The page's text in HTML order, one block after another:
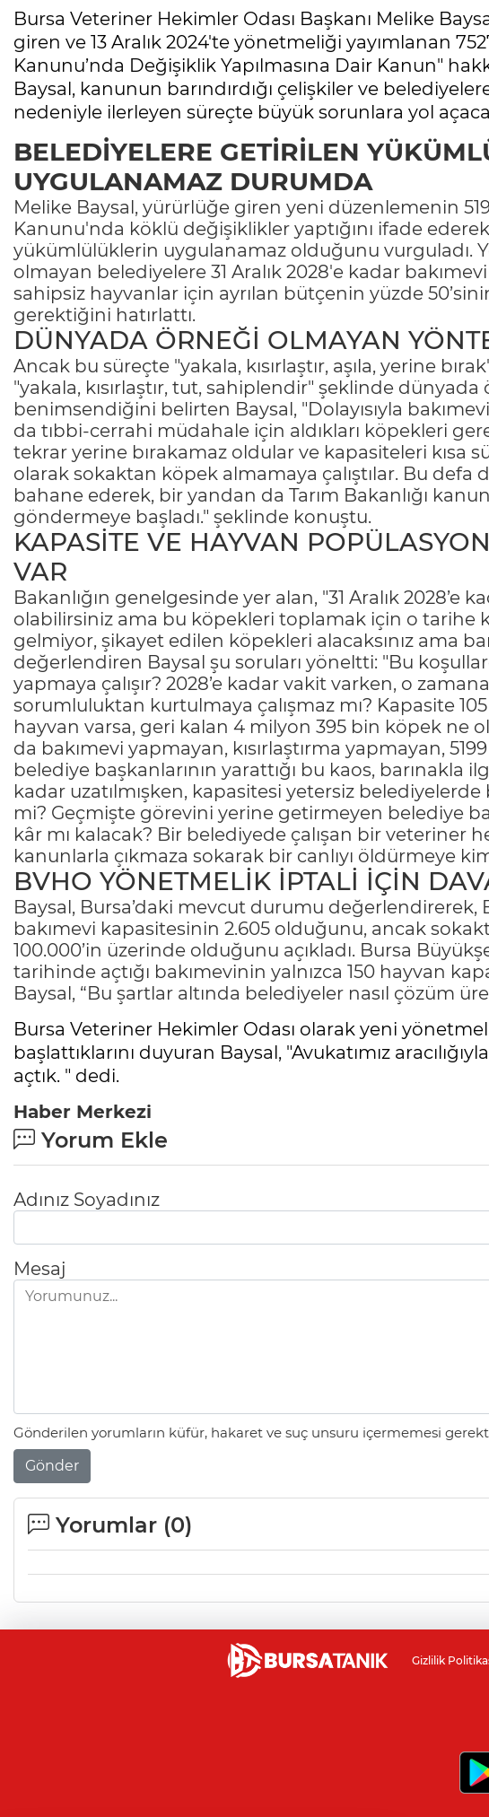
Bursa Veteriner Hekimler Odası Başkanı Melike
giren ve 13 Aralık 2024'te yönetmeliği yayımlanan
Kanunu’nda Değişiklik Yapılmasına Dair Kanun"
Baysal, kanunun barındırdığı çelişkiler ve
nedeniyle ilerleyen süreçte büyük sorunlara yol
BELEDİYELERE GETİRİLEN
UYGULANAMAZ DURUMDA
Melike Baysal, yürürlüğe giren yeni düzenlemenin
Kanunu'nda köklü değişiklikler yaptığını ifade
yükümlülüklerin uygulanamaz olduğunu vurguladı.
olmayan belediyelere 31 Aralık 2028'e kadar
sahipsiz hayvanlar için ayrılan bütçenin yüzde
gerektiğini hatırlattı.
DÜNYADA ÖRNEĞİ OLMAYAN
Ancak bu süreçte "yakala, kısırlaştır, aşıla, yerine
"yakala, kısırlaştır, tut, sahiplendir" şeklinde
benimsendiğini belirten Baysal, "Dolayısıyla
da tıbbi-cerrahi müdahale için aldıkları köpekleri
tekrar yerine bırakamaz oldular ve kapasiteleri kısa
olarak sokaktan köpek almamaya çalıştılar. Bu defa
bahane ederek, bir yandan da Tarım Bakanlığı
göndermeye başladı." şeklinde konuştu.
KAPASİTE VE HAYVAN
VAR
Bakanlığın genelgesinde yer alan, "31 Aralık 2028’e
olabilirsiniz ama bu köpekleri toplamak için o tarihe
gelmiyor, şikayet edilen köpekleri alacaksınız ama
değerlendiren Baysal şu soruları yöneltti: "Bu
yapmaya çalışır? 2028’e kadar vakit varken, o
sorumluluktan kurtulmaya çalışmaz mı? Kapasite
hayvan varsa, geri kalan 4 milyon 395 bin köpek ne
da bakımevi yapmayan, kısırlaştırma yapmayan,
belediye başkanlarının yarattığı bu kaos, barınakla
kadar uzatılmışken, kapasitesi yetersiz
mi? Geçmişte görevini yerine getirmeyen belediye
kâr mı kalacak? Bir belediyede çalışan bir veteriner
kanunlarla çıkmaza sokarak bir canlıyı öldürmeye
BVHO YÖNETMELİK İPTALİ İÇİN
Baysal, Bursa’daki mevcut durumu değerlendirerek,
bakımevi kapasitesinin 2.605 olduğunu, ancak
100.000’in üzerinde olduğunu açıkladı. Bursa
tarihinde açtığı bakımevinin yalnızca 150 hayvan
Baysal, “Bu şartlar altında belediyeler nasıl çözüm
Bursa Veteriner Hekimler Odası olarak yeni
başlattıklarını duyuran Baysal, "Avukatımız
açtık. " dedi.
Haber Merkezi
Yorum Ekle
Adınız Soyadınız
Mesaj
Gönderilen yorumların küfür, hakaret ve suç unsuru içermemesi
Gönder
Yorumlar (0)
Gizlilik